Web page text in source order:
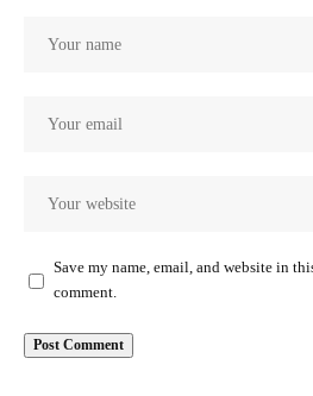
Save my name, email, and website in
comment.